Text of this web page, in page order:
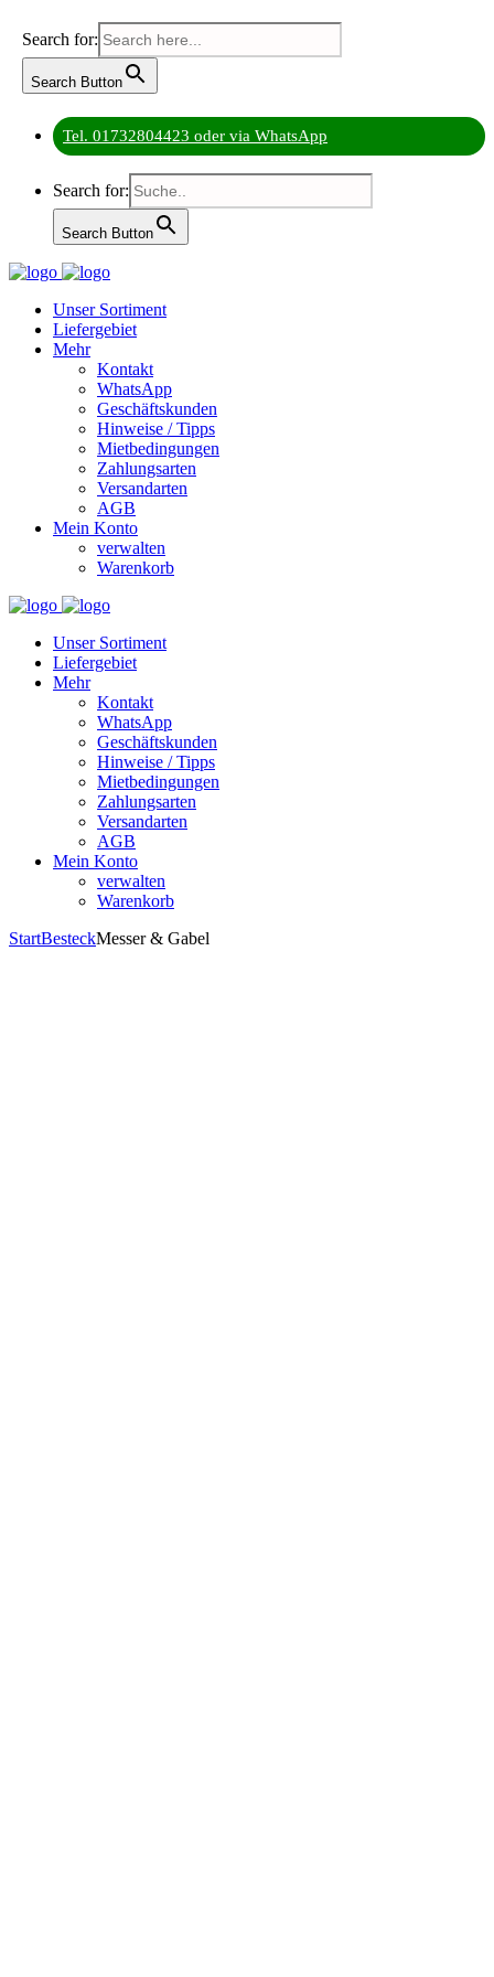
Search for:
Search Button
Tel. 01732804423 oder via WhatsApp
Search for:
Search Button
Unser Sortiment
Liefergebiet
Mehr
Kontakt
WhatsApp
Geschäftskunden
Hinweise / Tipps
Mietbedingungen
Zahlungsarten
Versandarten
AGB
Mein Konto
verwalten
Warenkorb
Unser Sortiment
Liefergebiet
Mehr
Kontakt
WhatsApp
Geschäftskunden
Hinweise / Tipps
Mietbedingungen
Zahlungsarten
Versandarten
AGB
Mein Konto
verwalten
Warenkorb
StartBesteckMesser & Gabel